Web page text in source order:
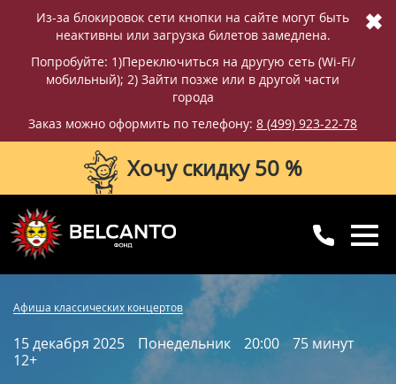
Из-за блокировок сети кнопки на сайте могут быть
неактивны или загрузка билетов замедлена.
Попробуйте: 1)Переключиться на другую сеть (Wi-Fi/
мобильный); 2) Зайти позже или в другой части
города
Заказ можно оформить по телефону: 8 (499) 923-22-78
✖
Хочу скидку 50 %
с 10:00 до 20:00
Отзывы
Вопросы и ответы Схема зала
Афиша классических концертов
15 декабря 2025 Понедельник 20:00
75 минут
12+